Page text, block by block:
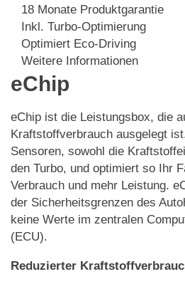
18 Monate Produktgarantie
Inkl. Turbo-Optimierung
Optimiert Eco-Driving
Weitere Informationen
eChip
eChip ist die Leistungsbox, die
Kraftstoffverbrauch ausgelegt
Sensoren, sowohl die
den Turbo, und optimiert so Ihr
Verbrauch und mehr Leistung.
der Sicherheitsgrenzen des
keine Werte im zentralen
(ECU).
Reduzierter